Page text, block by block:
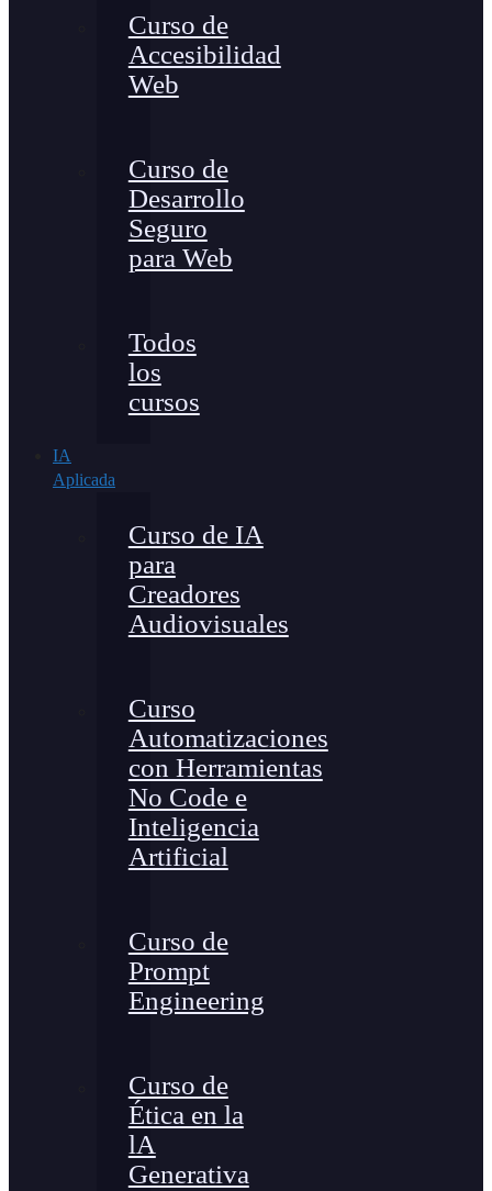
Curso de
Accesibilidad
Web
Curso de
Desarrollo
Seguro
para Web
Todos
los
cursos
IA
Aplicada
Curso de IA
para
Creadores
Audiovisuales
Curso
Automatizaciones
con Herramientas
No Code e
Inteligencia
Artificial
Curso de
Prompt
Engineering
Curso de
Ética en la
lA
Generativa